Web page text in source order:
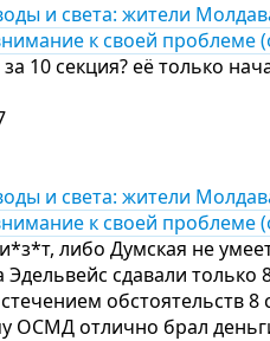
и света: жители
к своей проблеме
10 секция? её только
и света: жители
к своей проблеме
либо Думская не
Эдельвейс сдавали
обстоятельств 8
ОСМД отлично брал